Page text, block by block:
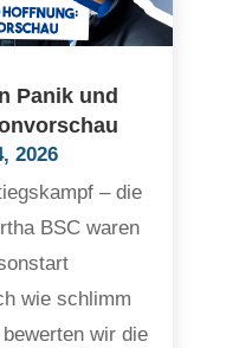
Panik und
2026
– die
BSC waren
wie schlimm
wir die